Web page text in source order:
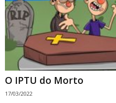
O IPTU do Morto
17/03/2022